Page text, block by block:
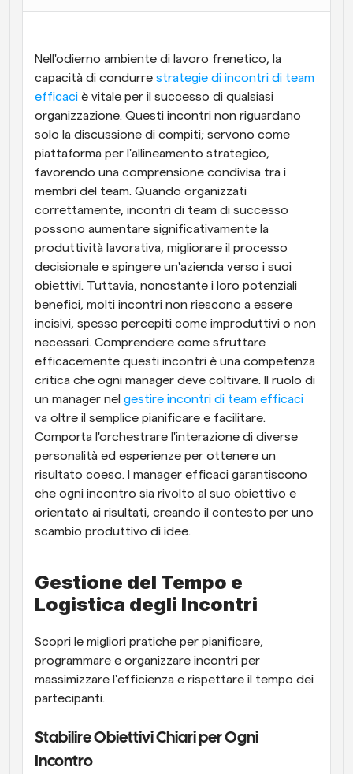
Programmazione potenziata con chiamate
supportate dall'IA
Blog
Rimani aggiornato con le ultime notizie e aggiornamenti
Riunioni Instantanee
Incontrare i clienti in pochi minuti
Link di Gruppo Dinamico
Prenota senza sforzo riunioni con più persone
Webhook
Ricevi una notifica quando succede qualcosa
Nell'odierno ambiente di lavoro frenetico, la
capacità di condurre strategie di incontri di team
efficaci è vitale per il successo di qualsiasi
organizzazione. Questi incontri non riguardano
solo la discussione di compiti; servono come
piattaforma per l'allineamento strategico,
favorendo una comprensione condivisa tra i
membri del team. Quando organizzati
correttamente, incontri di team di successo
possono aumentare significativamente la
produttività lavorativa, migliorare il processo
decisionale e spingere un'azienda verso i suoi
obiettivi. Tuttavia, nonostante i loro potenziali
benefici, molti incontri non riescono a essere
incisivi, spesso percepiti come improduttivi o non
necessari. Comprendere come sfruttare
efficacemente questi incontri è una competenza
critica che ogni manager deve coltivare. Il ruolo di
un manager nel gestire incontri di team efficaci
va oltre il semplice pianificare e facilitare.
Comporta l'orchestrare l'interazione di diverse
personalità ed esperienze per ottenere un
risultato coeso. I manager efficaci garantiscono
che ogni incontro sia rivolto al suo obiettivo e
orientato ai risultati, creando il contesto per uno
scambio produttivo di idee.
Gestione del Tempo e
Logistica degli Incontri
Scopri le migliori pratiche per pianificare,
programmare e organizzare incontri per
massimizzare l'efficienza e rispettare il tempo dei
partecipanti.
Stabilire Obiettivi Chiari per Ogni
Incontro